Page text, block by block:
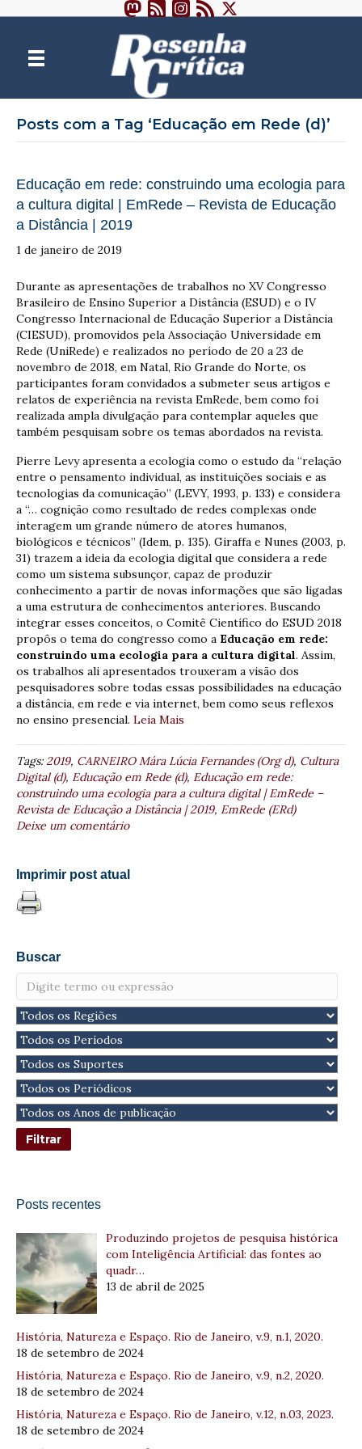
Posts com a Tag ‘Educação em Rede (d)’
Educação em rede: construindo uma ecologia para
a cultura digital | EmRede – Revista de Educação
a Distância | 2019
1 de janeiro de 2019
Durante as apresentações de trabalhos no XV Congresso
Brasileiro de Ensino Superior a Distância (ESUD) e o IV
Congresso Internacional de Educação Superior a Distância
(CIESUD), promovidos pela Associação Universidade em
Rede (UniRede) e realizados no período de 20 a 23 de
novembro de 2018, em Natal, Rio Grande do Norte, os
participantes foram convidados a submeter seus artigos e
relatos de experiência na revista EmRede, bem como foi
realizada ampla divulgação para contemplar aqueles que
também pesquisam sobre os temas abordados na revista.
Pierre Levy apresenta a ecologia como o estudo da “relação
entre o pensamento individual, as instituições sociais e as
tecnologias da comunicação” (LEVY, 1993, p. 133) e considera
a “… cognição como resultado de redes complexas onde
interagem um grande número de atores humanos,
biológicos e técnicos” (Idem, p. 135). Giraffa e Nunes (2003, p.
31) trazem a ideia da ecologia digital que considera a rede
como um sistema subsunçor, capaz de produzir
conhecimento a partir de novas informações que são ligadas
a uma estrutura de conhecimentos anteriores. Buscando
integrar esses conceitos, o Comitê Científico do ESUD 2018
propôs o tema do congresso como a Educação em rede:
construindo uma ecologia para a cultura digital. Assim,
os trabalhos ali apresentados trouxeram a visão dos
pesquisadores sobre todas essas possibilidades na educação
a distância, em rede e via internet, bem como seus reflexos
no ensino presencial. Leia Mais
Tags:2019, CARNEIRO Mára Lúcia Fernandes (Org d), Cultura
Digital (d), Educação em Rede (d), Educação em rede:
construindo uma ecologia para a cultura digital | EmRede –
Revista de Educação a Distância | 2019, EmRede (ERd)
Deixe um comentário
Imprimir post atual
Buscar
Posts recentes
Produzindo projetos de pesquisa histórica
com Inteligência Artificial: das fontes ao
quadr…
13 de abril de 2025
História, Natureza e Espaço. Rio de Janeiro, v.9, n.1, 2020.
18 de setembro de 2024
História, Natureza e Espaço. Rio de Janeiro, v.9, n.2, 2020.
18 de setembro de 2024
História, Natureza e Espaço. Rio de Janeiro, v.12, n.03, 2023.
18 de setembro de 2024